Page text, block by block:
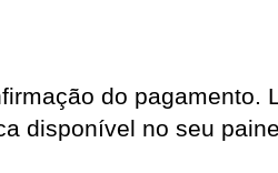
do pagamento.
disponível no seu